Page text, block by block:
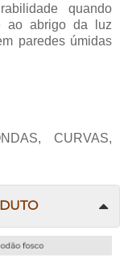
quando
ao abrigo da luz
paredes úmidas
CURVAS,